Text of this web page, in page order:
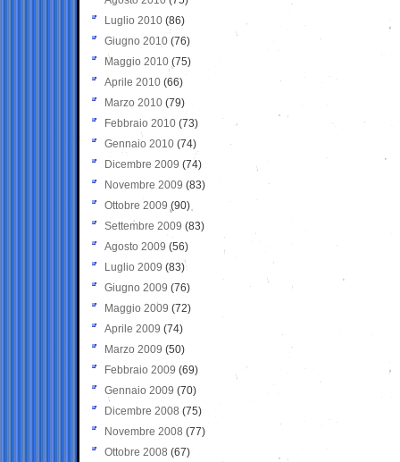
Luglio 2010 (86)
Giugno 2010 (76)
Maggio 2010 (75)
Aprile 2010 (66)
Marzo 2010 (79)
Febbraio 2010 (73)
Gennaio 2010 (74)
Dicembre 2009 (74)
Novembre 2009 (83)
Ottobre 2009 (90)
Settembre 2009 (83)
Agosto 2009 (56)
Luglio 2009 (83)
Giugno 2009 (76)
Maggio 2009 (72)
Aprile 2009 (74)
Marzo 2009 (50)
Febbraio 2009 (69)
Gennaio 2009 (70)
Dicembre 2008 (75)
Novembre 2008 (77)
Ottobre 2008 (67)